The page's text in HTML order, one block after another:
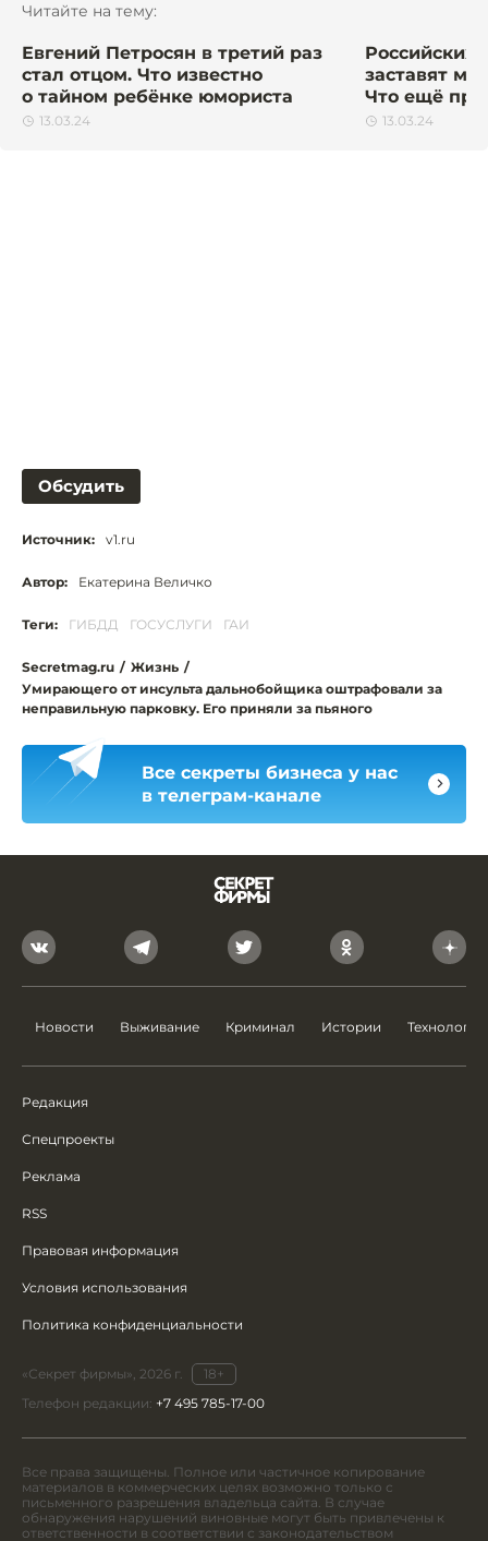
Читайте на тему:
Евгений Петросян в третий раз
стал отцом. Что известно
о тайном ребёнке юмориста
13.03.24
Российских
заставят
Что ещё
13.03.24
Обсудить
Источник: v1.ru
Автор: Екатерина Величко
Теги: ГИБДД ГОСУСЛУГИ ГАИ
Secretmag.ru / Жизнь /
Умирающего от инсульта дальнобойщика оштрафовали за
неправильную парковку. Его приняли за пьяного
Все секреты бизнеса у нас
в телеграм-канале
Новости Выживание Криминал Истории Технологии
Редакция
Спецпроекты
Реклама
RSS
Правовая информация
Условия использования
Политика конфиденциальности
«Секрет фирмы», 2026 г.
18+
Телефон редакции: +7 495 785-17-00
Все права защищены. Полное или частичное копирование
материалов в коммерческих целях возможно только с
письменного разрешения владельца сайта. В случае
обнаружения нарушений виновные могут быть привлечены к
ответственности в соответствии с законодательством